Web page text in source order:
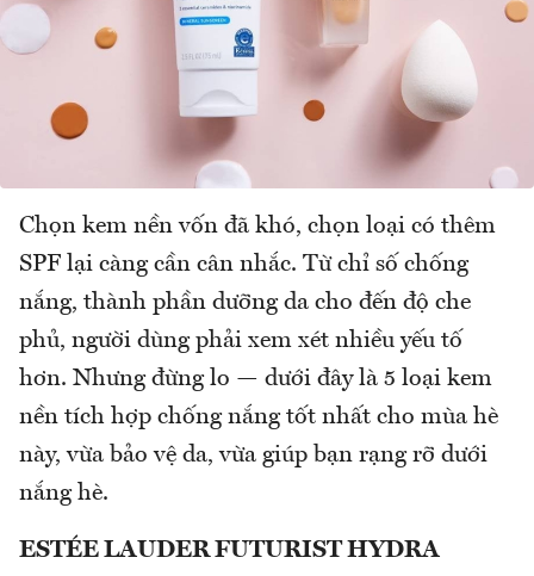
Chọn kem nền vốn đã khó, chọn loại có thêm
SPF lại càng cần cân nhắc. Từ chỉ số chống
nắng, thành phần dưỡng da cho đến độ che
phủ, người dùng phải xem xét nhiều yếu tố
hơn. Nhưng đừng lo — dưới đây là 5 loại kem
nền tích hợp chống nắng tốt nhất cho mùa hè
này, vừa bảo vệ da, vừa giúp bạn rạng rỡ dưới
nắng hè.
ESTÉE LAUDER FUTURIST HYDRA